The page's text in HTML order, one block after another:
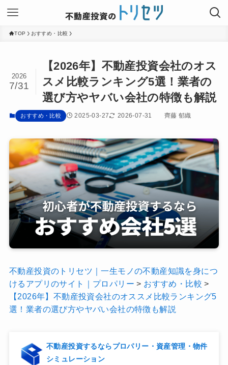
TOP おすすめ・比較
【2026年】不動産投資会社のオス
スメ比較ランキング5選！業者の
選び方やヤバい会社の特徴も解説
2026
7/31
おすすめ・比較 2025-03-27 2026-07-31 齊藤 郁織
不動産投資のトリセツ｜一生モノの不動産知識を身につ
けるアプリのサイト｜プロパリー > おすすめ・比較 >
【2026年】不動産投資会社のオススメ比較ランキング5
選！業者の選び方やヤバい会社の特徴も解説
不動産投資するならプロパリー・資産管理・物件
シミュレーション